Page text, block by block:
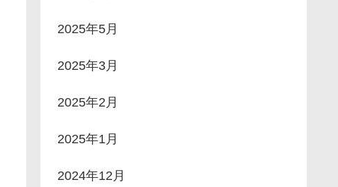
2025年5月
2025年3月
2025年2月
2025年1月
2024年12月